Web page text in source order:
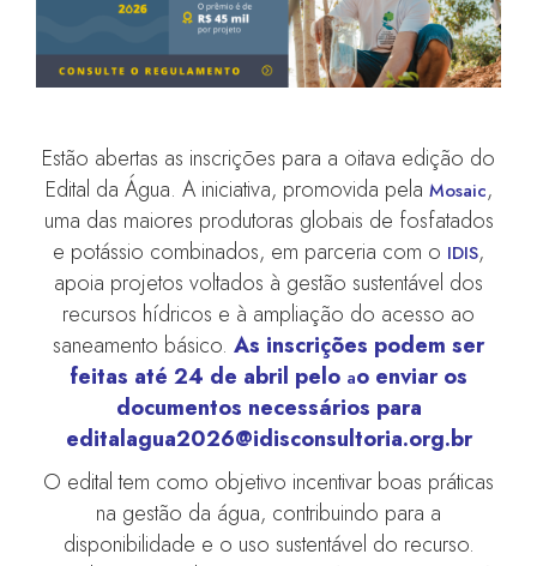
Estão abertas as inscrições para a oitava edição do
Edital da Água. A iniciativa, promovida pela Mosaic,
uma das maiores produtoras globais de fosfatados
e potássio combinados, em parceria com o IDIS,
apoia projetos voltados à gestão sustentável dos
recursos hídricos e à ampliação do acesso ao
saneamento básico. As inscrições podem ser
feitas até 24 de abril pelo ao enviar os
documentos necessários para
editalagua2026@idisconsultoria.org.br
O edital tem como objetivo incentivar boas práticas
na gestão da água, contribuindo para a
disponibilidade e o uso sustentável do recurso.